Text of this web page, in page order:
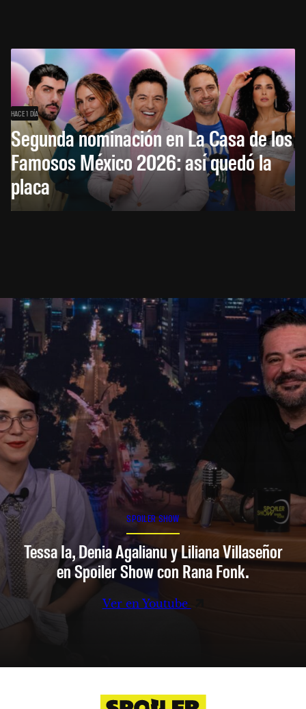
HACE 1 DÍA
Segunda nominación en La Casa de los
Famosos México 2026: así quedó la
placa
SPOILER SHOW
Tessa Ia, Denia Agalianu y Liliana Villaseñor
en Spoiler Show con Rana Fonk.
Ver en Youtube